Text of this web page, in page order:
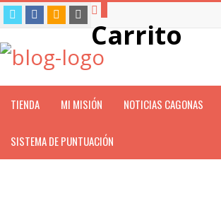
Carrito
TIENDA MI MISIÓN NOTICIAS CAGONAS
SISTEMA DE PUNTUACIÓN